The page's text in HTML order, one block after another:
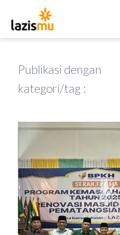
Publikasi dengan
kategori/tag :